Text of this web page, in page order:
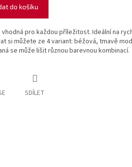
do košíku
pro každou příležitost. Ideální na
si můžete ze 4 variant: béžová, tmavě
se může lišit různou barevnou kombinací.
SDÍLET